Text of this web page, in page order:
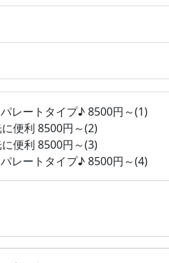
レートタイプ♪ 8500円～(1)
便利 8500円～(2)
便利 8500円～(3)
レートタイプ♪ 8500円～(4)